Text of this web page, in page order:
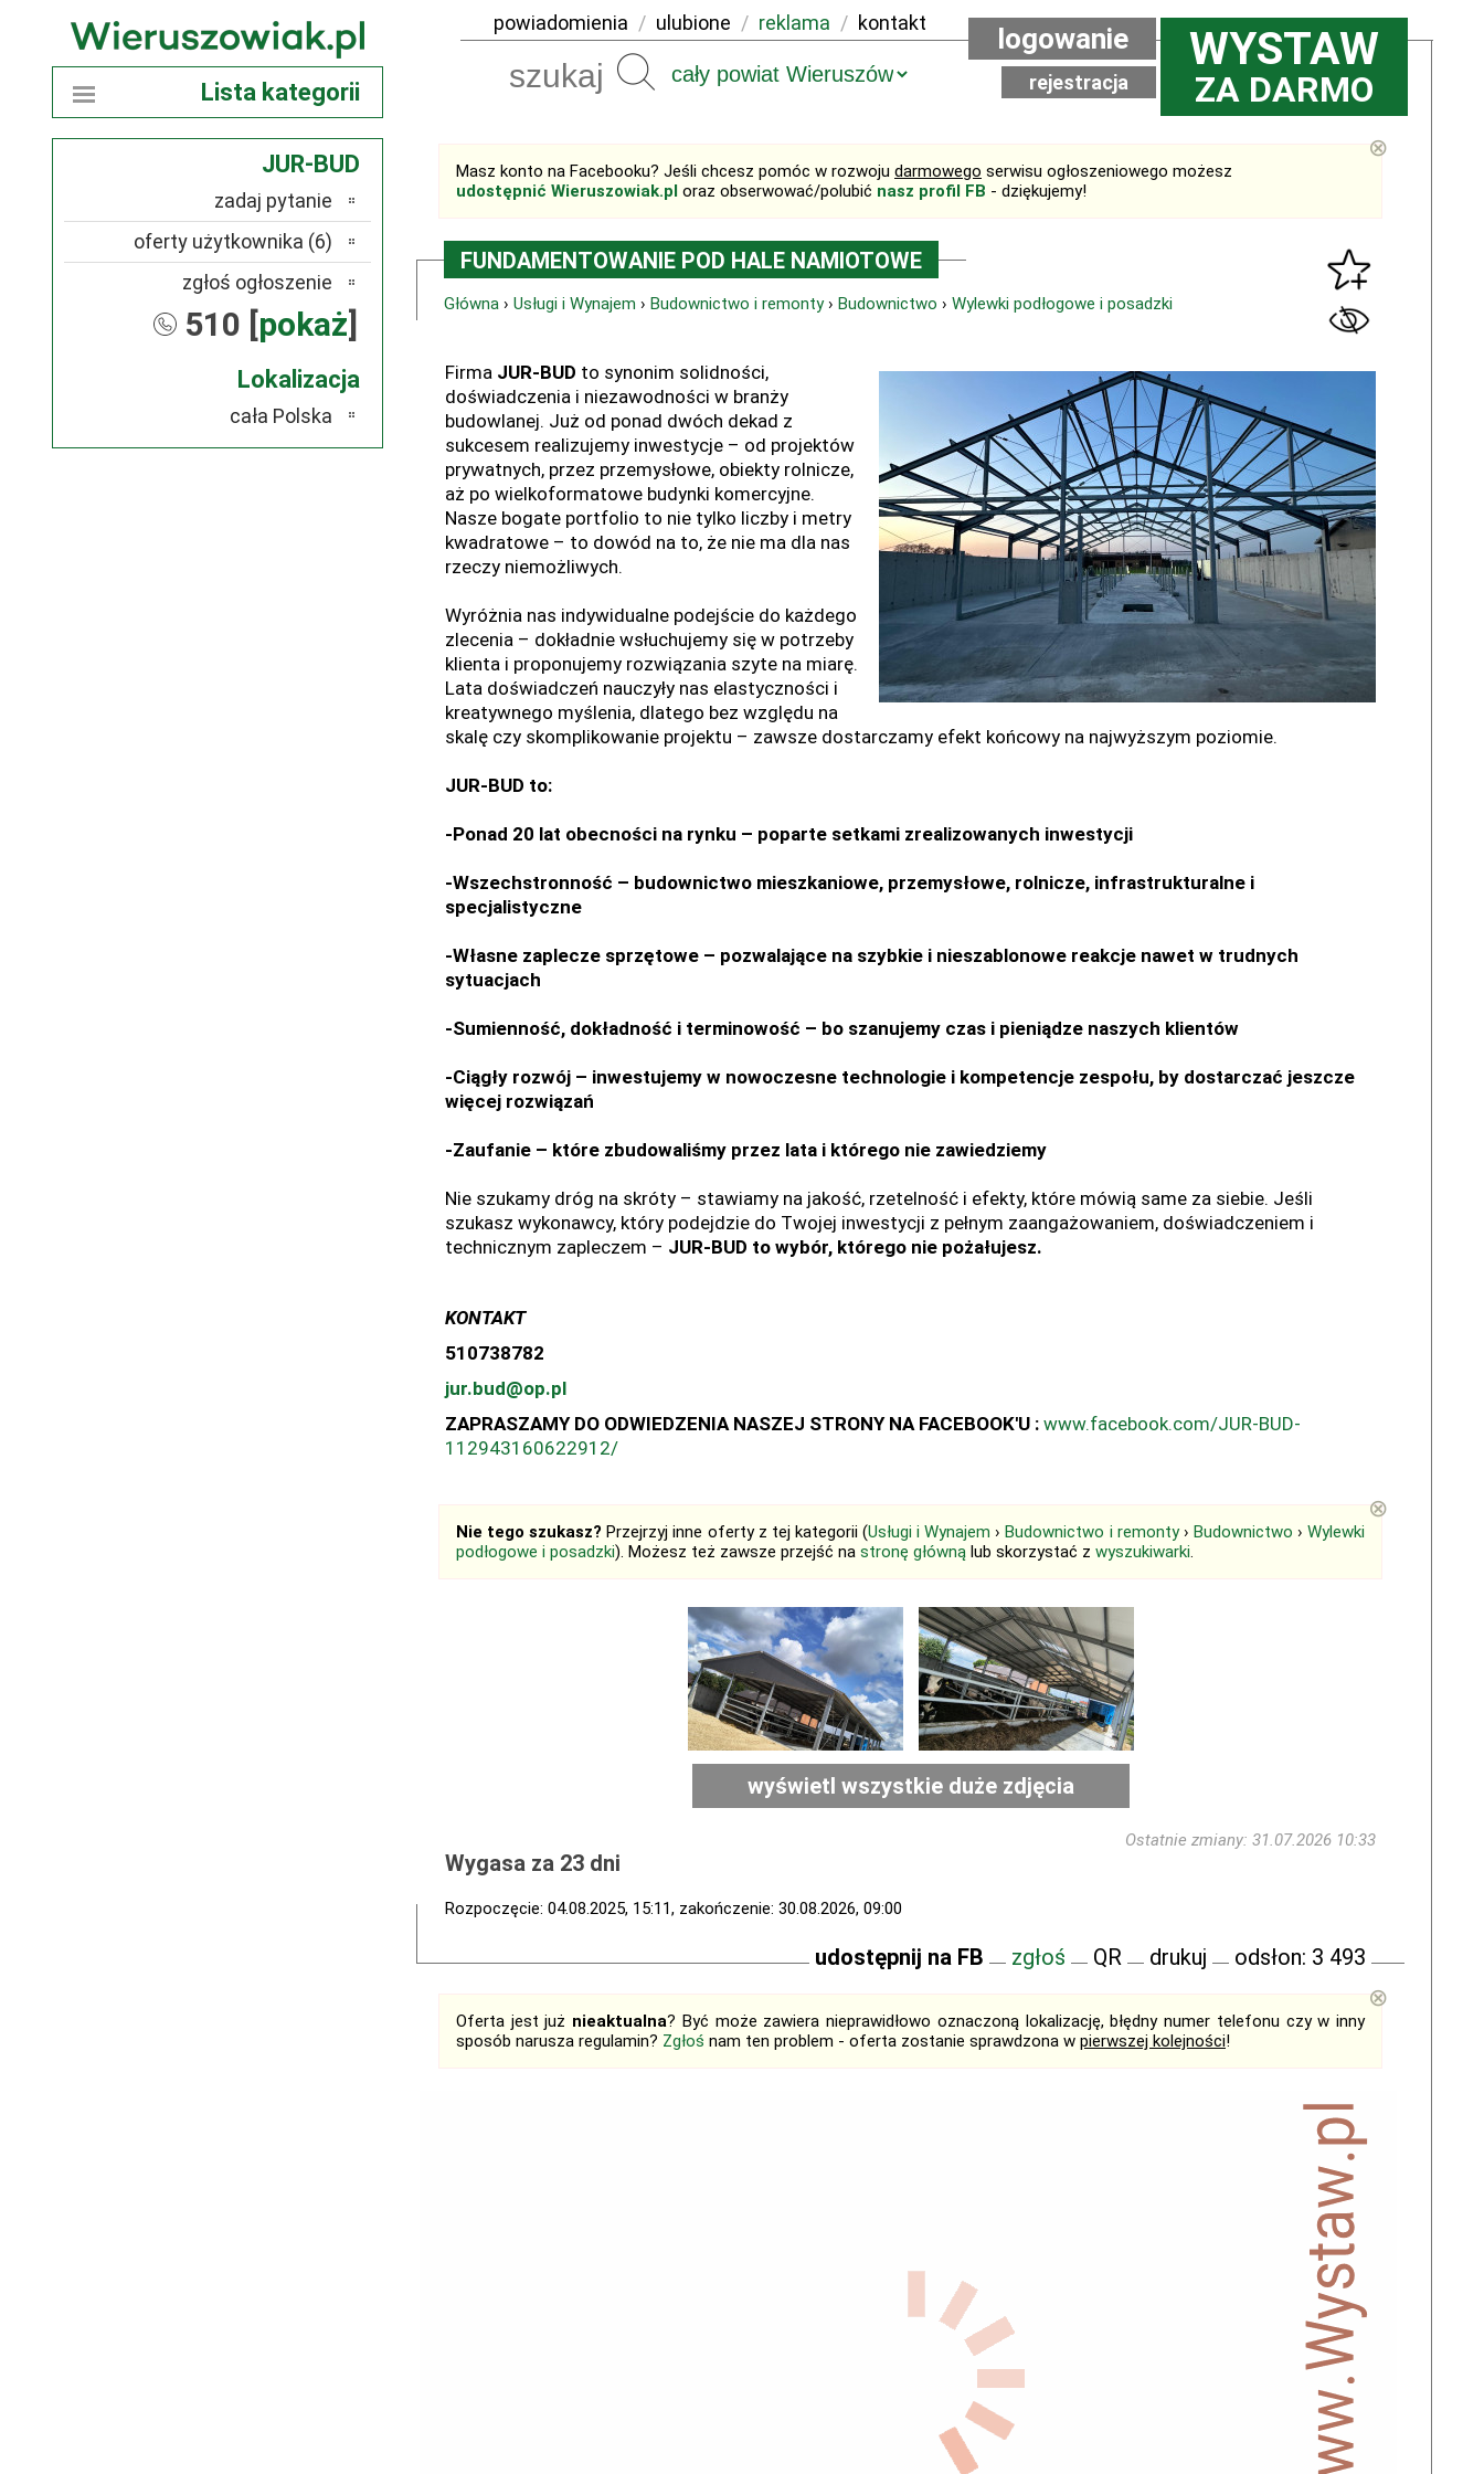
powiadomienia / ulubione / reklama / kontakt
Szukaj WYSTAW
ZA DARMO
logowanie
rejestracja
Masz konto na Facebooku? Jeśli chcesz pomóc w rozwoju darmowego serwisu ogłoszeniowego możesz
udostępnić Wieruszowiak.pl oraz obserwować/polubić nasz profil FB - dziękujemy!
⊗
FUNDAMENTOWANIE POD HALE NAMIOTOWE
Główna › Usługi i Wynajem › Budownictwo i remonty› Budownictwo › Wylewki podłogowe i posadzki
Firma JUR-BUD to synonim solidności,
doświadczenia i niezawodności w branży
budowlanej. Już od ponad dwóch dekad z
sukcesem realizujemy inwestycje – od projektów
prywatnych, przez przemysłowe, obiekty rolnicze,
aż po wielkoformatowe budynki komercyjne.
Nasze bogate portfolio to nie tylko liczby i metry
kwadratowe – to dowód na to, że nie ma dla nas
rzeczy niemożliwych.
Wyróżnia nas indywidualne podejście do każdego
zlecenia – dokładnie wsłuchujemy się w potrzeby
klienta i proponujemy rozwiązania szyte na miarę.
Lata doświadczeń nauczyły nas elastyczności i
kreatywnego myślenia, dlatego bez względu na
skalę czy skomplikowanie projektu – zawsze dostarczamy efekt końcowy na najwyższym poziomie.
JUR-BUD to:
-Ponad 20 lat obecności na rynku – poparte setkami zrealizowanych inwestycji
-Wszechstronność – budownictwo mieszkaniowe, przemysłowe, rolnicze, infrastrukturalne i
specjalistyczne
-Własne zaplecze sprzętowe – pozwalające na szybkie i nieszablonowe reakcje nawet w trudnych
sytuacjach
-Sumienność, dokładność i terminowość – bo szanujemy czas i pieniądze naszych klientów
-Ciągły rozwój – inwestujemy w nowoczesne technologie i kompetencje zespołu, by dostarczać jeszcze
więcej rozwiązań
-Zaufanie – które zbudowaliśmy przez lata i którego nie zawiedziemy
Nie szukamy dróg na skróty – stawiamy na jakość, rzetelność i efekty, które mówią same za siebie. Jeśli
szukasz wykonawcy, który podejdzie do Twojej inwestycji z pełnym zaangażowaniem, doświadczeniem i
technicznym zapleczem – JUR-BUD to wybór, którego nie pożałujesz.
KONTAKT
510738782
jur.bud@op.pl
ZAPRASZAMY DO ODWIEDZENIA NASZEJ STRONY NA FACEBOOK'U : www.facebook.com/JUR-BUD-
112943160622912/
Nie tego szukasz? Przejrzyj inne oferty z tej kategorii (Usługi i Wynajem ›Budownictwo i remonty› Budownictwo ›Wylewki
podłogowe i posadzki). Możesz też zawsze przejść na stronę główną lub skorzystać z wyszukiwarki.
⊗
wyświetl wszystkie duże zdjęcia
Ostatnie zmiany: 31.07.2026 10:33
Wygasa za 23 dni
Rozpoczęcie: 04.08.2025, 15:11, zakończenie: 30.08.2026, 09:00
udostępnij na FB zgłoś QR drukuj odsłon: 3 493
Oferta jest już nieaktualna? Być może zawiera nieprawidłowo oznaczoną lokalizację, błędny numer telefonu czy w inny
sposób narusza regulamin? Zgłoś nam ten problem - oferta zostanie sprawdzona w pierwszej kolejności!
⊗
Lista kategorii
JUR-BUD
zadaj pytanie
oferty użytkownika (6)
zgłoś ogłoszenie
510 [pokaż]
Lokalizacja
cała Polska